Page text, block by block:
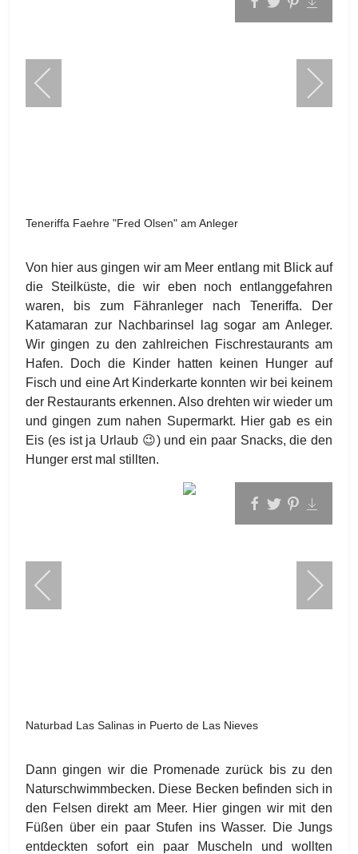
Teneriffa Faehre "Fred Olsen" am Anleger
Von hier aus gingen wir am Meer entlang mit Blick auf
die Steilküste, die wir eben noch entlanggefahren
waren, bis zum Fähranleger nach Teneriffa. Der
Katamaran zur Nachbarinsel lag sogar am Anleger.
Wir gingen zu den zahlreichen Fischrestaurants am
Hafen. Doch die Kinder hatten keinen Hunger auf
Fisch und eine Art Kinderkarte konnten wir bei keinem
der Restaurants erkennen. Also drehten wir wieder um
und gingen zum nahen Supermarkt. Hier gab es ein
Eis (es ist ja Urlaub 😉) und ein paar Snacks, die den
Hunger erst mal stillten.
Naturbad Las Salinas in Puerto de Las Nieves
Dann gingen wir die Promenade zurück bis zu den
Naturschwimmbecken. Diese Becken befinden sich in
den Felsen direkt am Meer. Hier gingen wir mit den
Füßen über ein paar Stufen ins Wasser. Die Jungs
entdeckten sofort ein paar Muscheln und wollten